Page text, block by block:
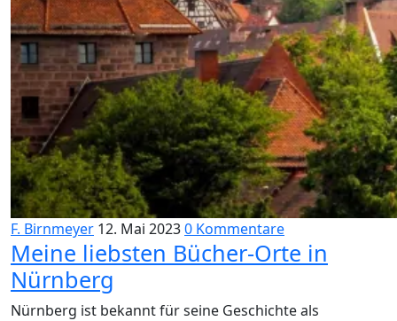
F. Birnmeyer 12. Mai 20230 Kommentare
Meine liebsten Bücher-Orte in
Nürnberg
Nürnberg ist bekannt für seine Geschichte als